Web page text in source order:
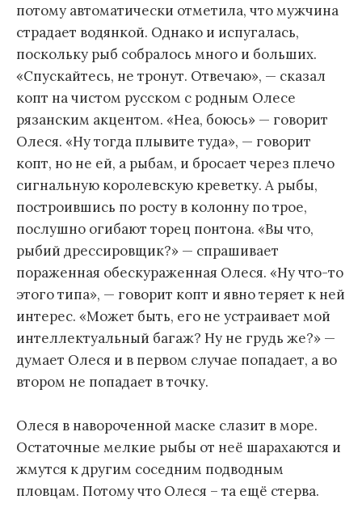
потому автоматически отметила, что мужчина
страдает водянкой. Однако и испугалась,
поскольку рыб собралось много и больших.
«Спускайтесь, не тронут. Отвечаю», — сказал
копт на чистом русском с родным Олесе
рязанским акцентом. «Неа, боюсь» — говорит
Олеся. «Ну тогда плывите туда», — говорит
копт, но не ей, а рыбам, и бросает через плечо
сигнальную королевскую креветку. А рыбы,
построившись по росту в колонну по трое,
послушно огибают торец понтона. «Вы что,
рыбий дрессировщик?» — спрашивает
пораженная обескураженная Олеся. «Ну что-то
этого типа», — говорит копт и явно теряет к ней
интерес. «Может быть, его не устраивает мой
интеллектуальный багаж? Ну не грудь же?» —
думает Олеся и в первом случае попадает, а во
втором не попадает в точку.
Олеся в навороченной маске слазит в море.
Остаточные мелкие рыбы от неё шарахаются и
жмутся к другим соседним подводным
пловцам. Потому что Олеся – та ещё стерва.